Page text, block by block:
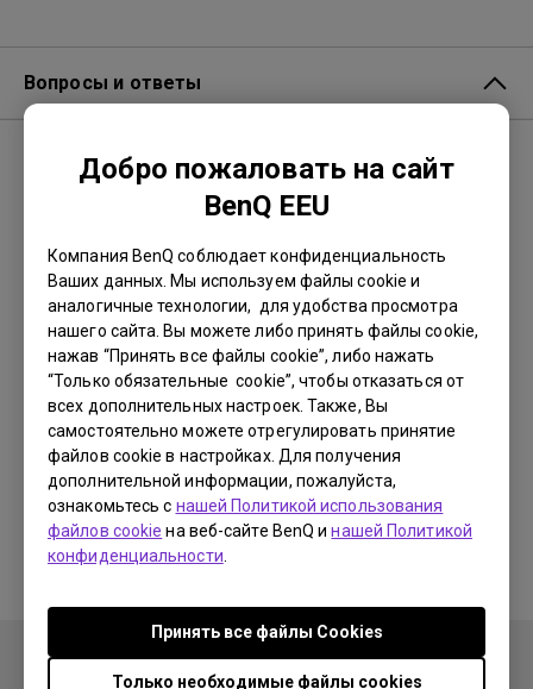
Добро пожаловать на сайт
BenQ EEU
Компания BenQ соблюдает конфиденциальность
Ваших данных. Мы используем файлы cookie и
аналогичные технологии, для удобства просмотра
нашего сайта. Вы можете либо принять файлы cookie,
нажав “Принять все файлы cookie”, либо нажать
“Только обязательные cookie”, чтобы отказаться от
всех дополнительных настроек. Также, Вы
самостоятельно можете отрегулировать принятие
файлов cookie в настройках. Для получения
дополнительной информации, пожалуйста,
ознакомьтесь с нашей Политикой использования
файлов cookie на веб-сайте BenQ инашей Политикой
конфиденциальности
Только необходимые файлы cookies
Принять все файлы Сookies
Вопросы и ответы
Связь Настройка и эксплуатация
Почему мой монитор BenQ не может
отображать должным образом через кабель
USB-C (тип C)?